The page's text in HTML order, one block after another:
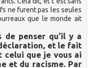
ne furent pas les seules
que le monde ait
de penser qu’il y a
et le fait
celui que je vous ai
et du racisme. Par